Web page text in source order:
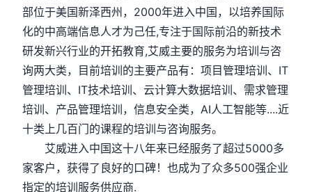
部位于美国新泽西州，2000年进入中国，以培养国际
化的中高端信息人才为己任,专注于国际前沿的新技术
研发新兴行业的开拓教育,艾威主要的服务为培训与咨
询两大类，目前培训的主要产品有：项目管理培训、IT
管理培训、IT技术培训、云计算大数据培训、需求管理
培训、产品管理培训，信息安全类，AI人工智能等....近
十类上几百门的课程的培训与咨询服务。
艾威进入中国这十八年来已经服务了超过5000多
家客户，获得了良好的口碑！也成为了众多500强企业
指定的培训服务供应商.